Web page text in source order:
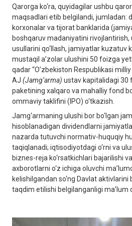
Qarorga ko‘ra, quyidagilar ushbu
maqsadlari etib belgilandi, jumladan:
korxonalar va tijorat banklarida
boshqaruv madaniyatini
usullarini qo‘llash, jamiyatlar kuzatuv
mustaqil a’zolar ulushini 50 foizga
qadar “O’zbekiston Respublikasi
AJ (Jamg‘arma) ustav kapitalidagi 30
paketining xalqaro va mahalliy fond
ommaviy taklifini (IPO) o‘tkazish.
Jamg‘armaning ulushi bor bo‘lgan
hisoblanadigan dividendlarni
nazarda tutuvchi normativ-huquqiy
taqiqlanadi; iqtisodiyotdagi o‘rni va
biznes-reja ko‘rsatkichlari bajarilishi
axborotlarni o‘z ichiga oluvchi
kelishilgandan so‘ng Davlat
taqdim etilishi belgilanganligi ma’lum